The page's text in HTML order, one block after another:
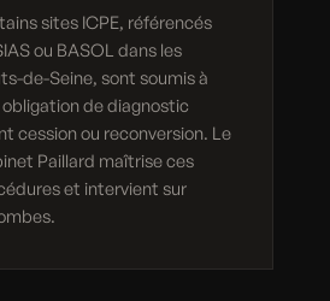
sites ICPE, référencés
ou BASOL dans les
de-Seine, sont soumis à
obligation de diagnostic
cession ou reconversion. Le
Paillard maîtrise ces
et intervient sur